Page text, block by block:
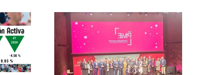
XVII
los
–
Joaquín Pérez
reelegido como
Secretario